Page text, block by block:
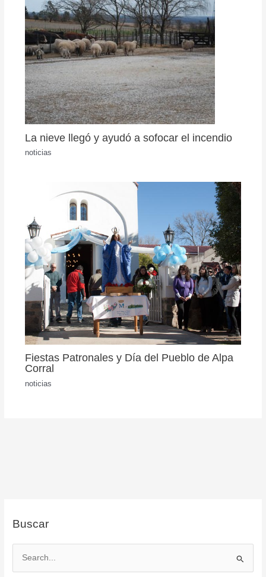
La nieve llegó y ayudó a sofocar el incendio
noticias
Fiestas Patronales y Día del Pueblo de Alpa
Corral
noticias
Buscar